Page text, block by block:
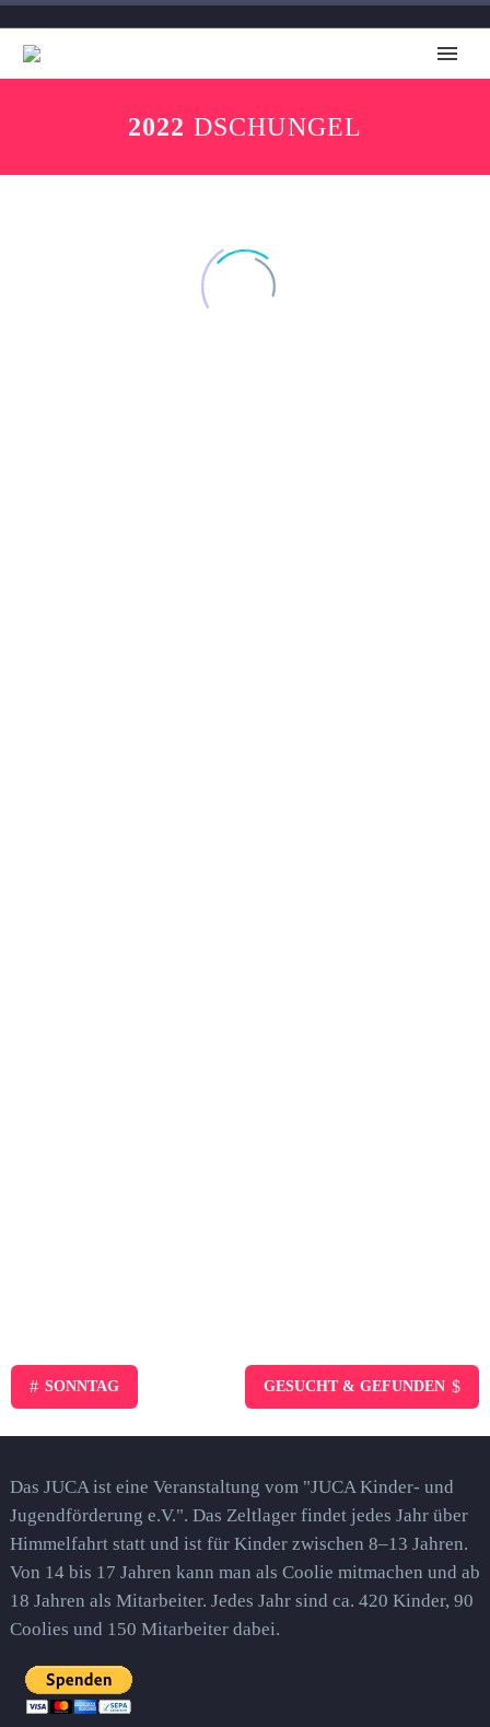
2022 DSCHUNGEL
# SONNTAG GESUCHT & GEFUNDEN $
Das JUCA ist eine Veranstaltung vom "JUCA Kinder- und
Jugendförderung e.V.". Das Zeltlager findet jedes Jahr über
Himmelfahrt statt und ist für Kinder zwischen 8–13 Jahren.
Von 14 bis 17 Jahren kann man als Coolie mitmachen und ab
18 Jahren als Mitarbeiter. Jedes Jahr sind ca. 420 Kinder, 90
Coolies und 150 Mitarbeiter dabei.